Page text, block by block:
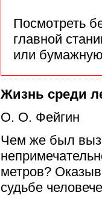
Посмотреть
главной
или
Жизнь среди
О. О. Фейгин
Чем же был
метров?
судьбе